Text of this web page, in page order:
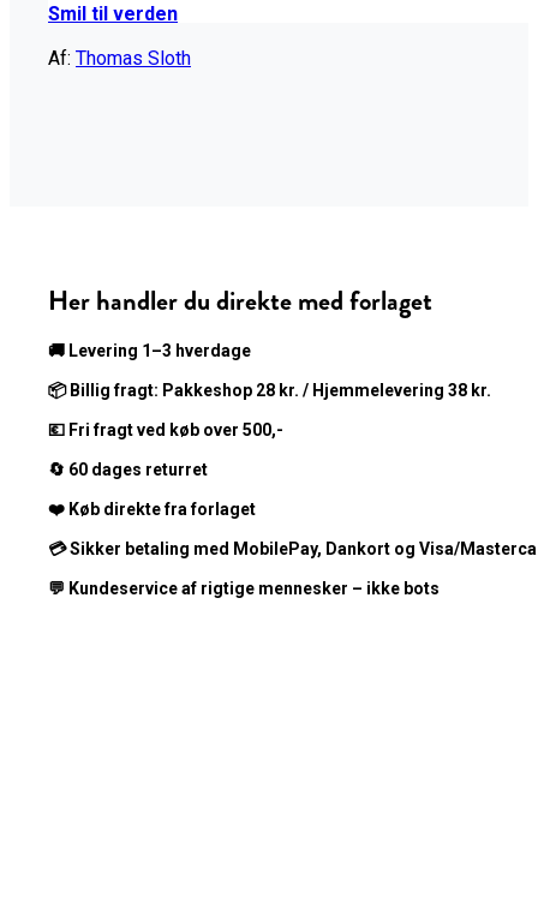
Smil til verden
Af: Thomas Sloth
Her handler du direkte med forlaget
🚚 Levering 1–3 hverdage
📦 Billig fragt: Pakkeshop 28 kr. / Hjemmelevering 38 kr.
💶 Fri fragt ved køb over 500,-
🔄 60 dages returret
❤️ Køb direkte fra forlaget
💳Sikker betaling med MobilePay, Dankort og Visa/
💬 Kundeservice af rigtige mennesker – ikke bots